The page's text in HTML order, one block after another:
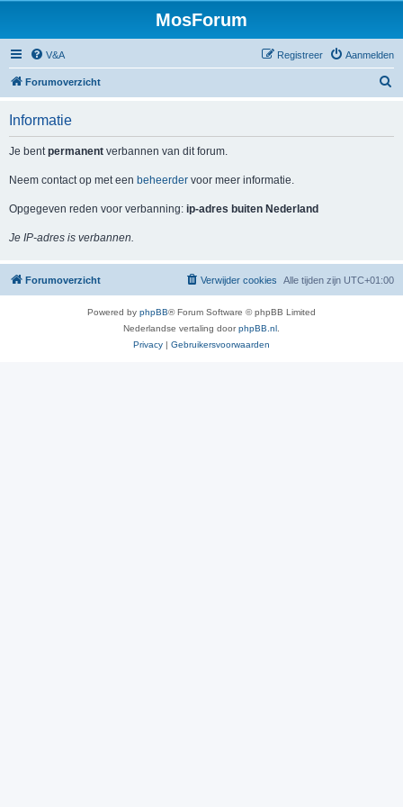
MosForum
V&A Aanmelden
Registreer
Forumoverzicht
Informatie
Je bentpermanent verbannen van dit forum.
Neem contact op met een beheerder voor meer informatie.
Opgegeven reden voor verbanning: ip-adres buiten Nederland
Je IP-adres is verbannen.
Forumoverzicht Alle tijden zijn UTC+01:00
Verwijder cookies
Powered by phpBB® Forum Software © phpBB Limited
Nederlandse vertaling doorphpBB.nl
Privacy | Gebruikersvoorwaarden